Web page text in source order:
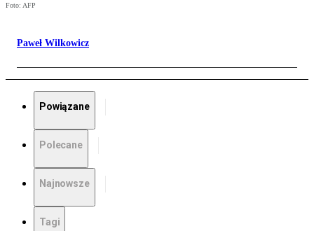
Foto: AFP
Paweł Wilkowicz
Powiązane
Polecane
Najnowsze
Tagi